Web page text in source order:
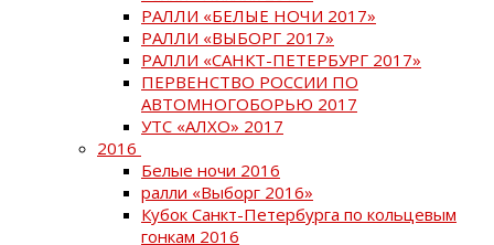
РАЛЛИ «БЕЛЫЕ НОЧИ 2017»
РАЛЛИ «ВЫБОРГ 2017»
РАЛЛИ «САНКТ-ПЕТЕРБУРГ 2017»
ПЕРВЕНСТВО РОССИИ ПО
АВТОМНОГОБОРЬЮ 2017
УТС «АЛХО» 2017
2016
Белые ночи 2016
ралли «Выборг 2016»
Кубок Санкт-Петербурга по кольцевым
гонкам 2016